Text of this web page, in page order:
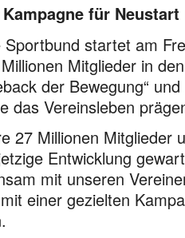
für
startet am
Mitglieder in
der Bewegung“
das Vereinsleben
27 Millionen Mitglieder
Entwicklung
mit unseren
einer gezielten